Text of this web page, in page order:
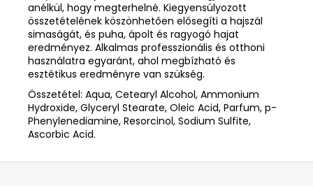
anélkül, hogy megterhelné. Kiegyensúlyozott
összetételének köszönhetően elősegíti a hajszál
simaságát, és puha, ápolt és ragyogó hajat
eredményez. Alkalmas professzionális és otthoni
használatra egyaránt, ahol megbízható és
esztétikus eredményre van szükség.
Összetétel: Aqua, Cetearyl Alcohol, Ammonium
Hydroxide, Glyceryl Stearate, Oleic Acid, Parfum, p-
Phenylenediamine, Resorcinol, Sodium Sulfite,
Ascorbic Acid.
L